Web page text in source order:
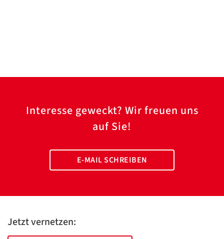
Interesse geweckt? Wir freuen uns
auf Sie!
E-MAIL SCHREIBEN
Jetzt vernetzen: